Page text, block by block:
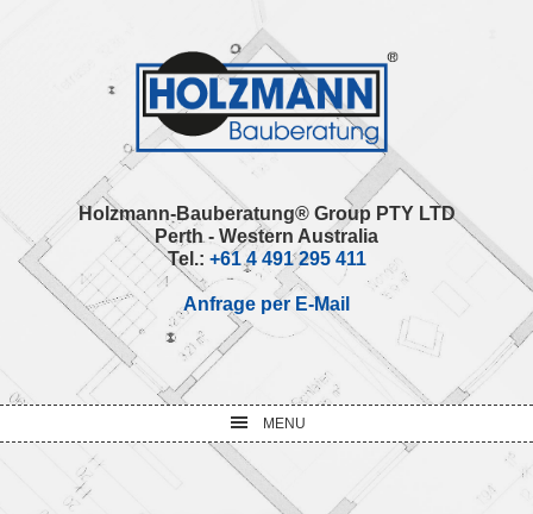
Holzmann-Bauberatung® Group PTY LTD
Perth - Western Australia
Tel.: +61 4 491 295 411
Anfrage per E-Mail
MENU